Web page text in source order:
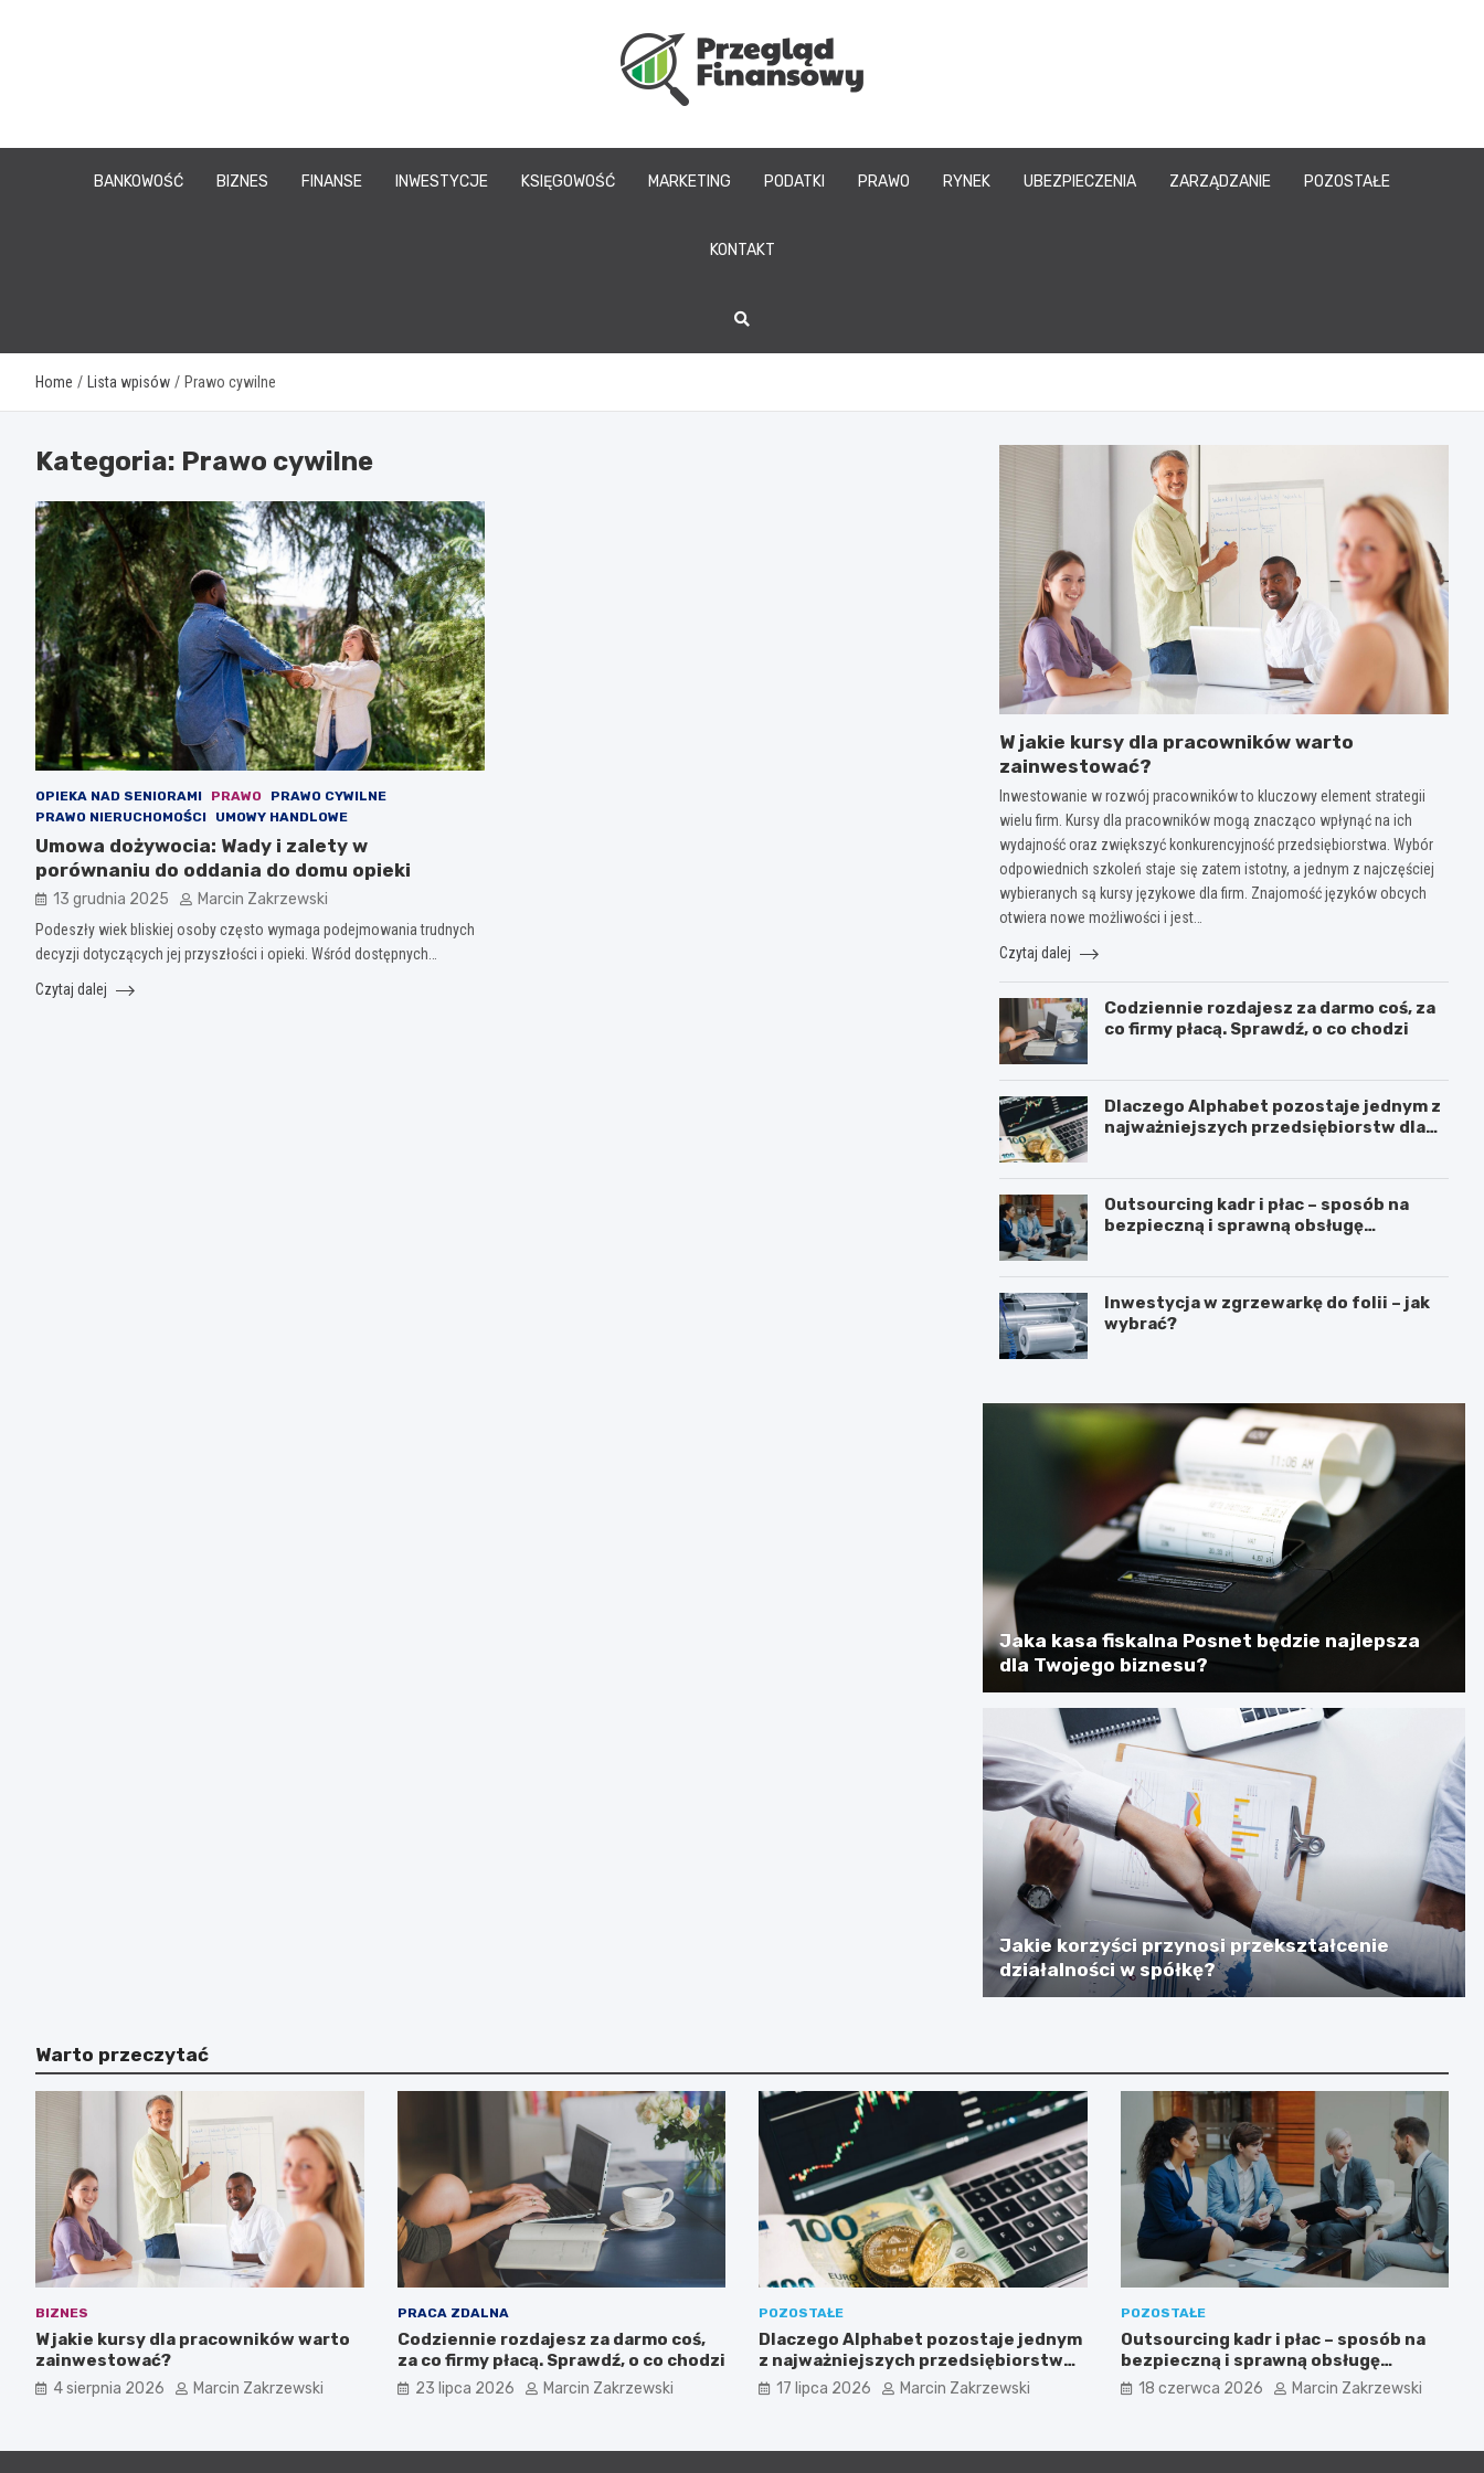
www.przegladfinansowy.pl
BANKOWOŚĆ BIZNES FINANSE INWESTYCJE KSIĘGOWOŚĆ MARKETING PODATKI PRAWO RYNEK UBEZPIECZENIA ZARZĄDZANIE POZOSTAŁE
KONTAKT
Home Lista wpisów Prawo cywilne
Kategoria: Prawo cywilne
OPIEKA NAD SENIORAMI PRAWO
PRAWO CYWILNE
PRAWO NIERUCHOMOŚCI
UMOWY HANDLOWE
Umowa dożywocia: Wady i zalety w
porównaniu do oddania do domu opieki
13 grudnia 2025 Marcin Zakrzewski
Podeszły wiek bliskiej osoby często wymaga podejmowania trudnych
decyzji dotyczących jej przyszłości i opieki. Wśród dostępnych…
Czytaj dalej
W jakie kursy dla pracowników warto
zainwestować?
Inwestowanie w rozwój pracowników to kluczowy element strategii
wielu firm. Kursy dla pracowników mogą znacząco wpłynąć na ich
wydajność oraz zwiększyć konkurencyjność przedsiębiorstwa. Wybór
odpowiednich szkoleń staje się zatem istotny, a jednym z najczęściej
wybieranych są kursy językowe dla firm. Znajomość języków obcych
otwiera nowe możliwości i jest…
Czytaj dalej
Codziennie rozdajesz za darmo coś, za
co firmy płacą. Sprawdź, o co chodzi
Dlaczego Alphabet pozostaje jednym z
najważniejszych przedsiębiorstw dla
Outsourcing kadr i płac – sposób na
bezpieczną i sprawną obsługę
Inwestycja w zgrzewarkę do folii – jak
wybrać?
Jaka kasa fiskalna Posnet będzie najlepsza
dla Twojego biznesu?
Jakie korzyści przynosi przekształcenie
działalności w spółkę?
Warto przeczytać
BIZNES
W jakie kursy dla pracowników warto
zainwestować?
4 sierpnia 2026 Marcin Zakrzewski
PRACA ZDALNA
Codziennie rozdajesz za darmo coś,
za co firmy płacą. Sprawdź, o co chodzi
23 lipca 2026 Marcin Zakrzewski
POZOSTAŁE
Dlaczego Alphabet pozostaje jednym
z najważniejszych przedsiębiorstw
dla inwestorów zainteresowanych
sektorem nowych technologii?
17 lipca 2026 Marcin Zakrzewski
POZOSTAŁE
Outsourcing kadr i płac – sposób na
bezpieczną i sprawną obsługę
pracowników
18 czerwca 2026 Marcin Zakrzewski